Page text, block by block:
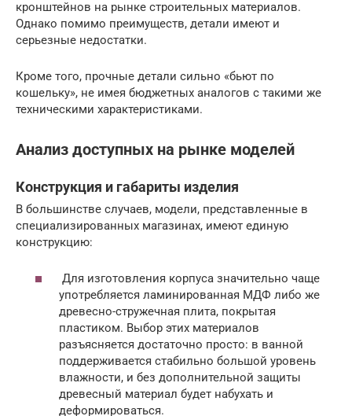
кронштейнов на рынке строительных материалов.
Однако помимо преимуществ, детали имеют и
серьезные недостатки.
Кроме того, прочные детали сильно «бьют по
кошельку», не имея бюджетных аналогов с такими же
техническими характеристиками.
Анализ доступных на рынке моделей
Конструкция и габариты изделия
В большинстве случаев, модели, представленные в
специализированных магазинах, имеют единую
конструкцию:
Для изготовления корпуса значительно чаще
употребляется ламинированная МДФ либо же
древесно-стружечная плита, покрытая
пластиком. Выбор этих материалов
разъясняется достаточно просто: в ванной
поддерживается стабильно большой уровень
влажности, и без дополнительной защиты
древесный материал будет набухать и
деформироваться.